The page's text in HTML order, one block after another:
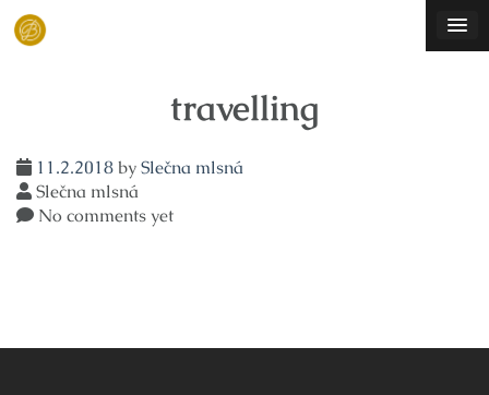
Skip
travelling
11.2.2018bySlečna mlsná
Slečna mlsná
No comments yet